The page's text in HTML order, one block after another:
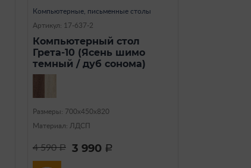
Компьютерные, письменные столы
Артикул: 17-637-2
Компьютерный стол
Грета-10 (Ясень шимо
темный / дуб сонома)
Размеры: 700х450х820
Материал: ЛДСП
4 590a 3 990 a